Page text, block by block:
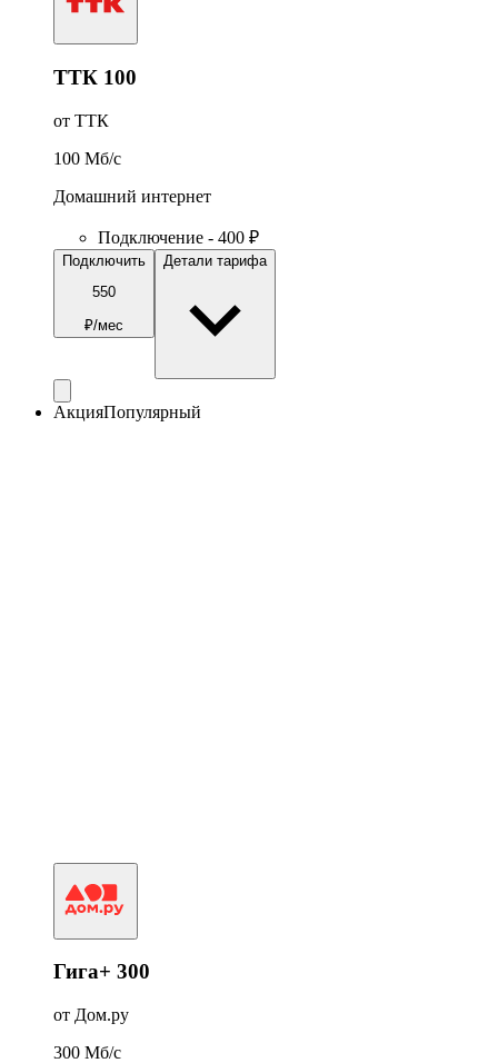
ТТК 100
от ТТК
100 Мб/c
Домашний интернет
Подключение - 400 ₽
Подключить
550
₽/мес
Детали тарифа
АкцияПопулярный
Гига+ 300
от Дом.ру
300 Мб/c